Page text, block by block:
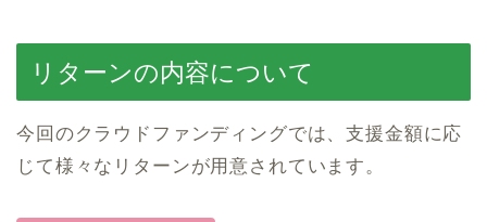
リターンの内容について
今回のクラウドファンディングでは、支援金額に応
じて様々なリターンが用意されています。